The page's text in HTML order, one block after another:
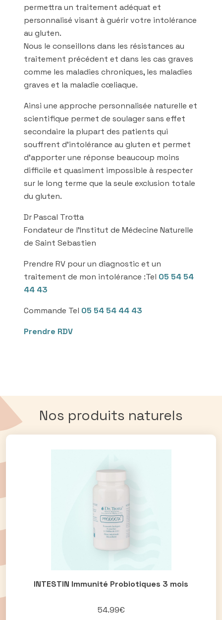
permettra un traitement adéquat et
personnalisé visant à guérir votre intolérance
au gluten.
Nous le conseillons dans les résistances au
traitement précédent et dans les cas graves
comme les maladies chroniques, les maladies
graves et la maladie cœliaque.
Ainsi une approche personnalisée naturelle et
scientifique permet de soulager sans effet
secondaire la plupart des patients qui
souffrent d’intolérance au gluten et permet
d’apporter une réponse beaucoup moins
difficile et quasiment impossible à respecter
sur le long terme que la seule exclusion totale
du gluten.
Dr Pascal Trotta
Fondateur de l’Institut de Médecine Naturelle
de Saint Sebastien
Prendre RV pour un diagnostic et un
traitement de mon intolérance :Tel 05 54 54
44 43
Commande Tel 05 54 54 44 43
Prendre RDV
Nos produits naturels
INTESTIN Immunité Probiotiques 3 mois
54.99€